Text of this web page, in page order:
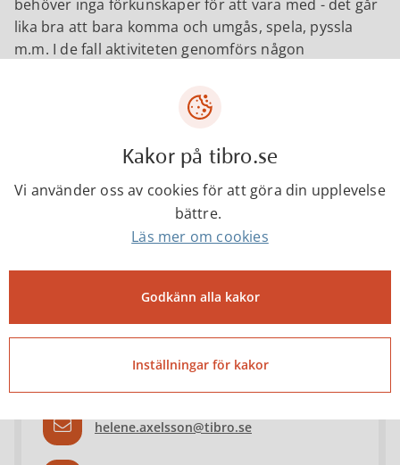
behöver inga förkunskaper för att vara med - det går
lika bra att bara komma och umgås, spela, pyssla
m.m. I de fall aktiviteten genomförs någon
tänkt besöka oss behöva följa med även om du inte
För att se vad vi planerat in kommande träff; följ
på sociala medier. Vi finns på
Facebook
ochSnapchat .
Helene Axelsson
helene.axelsson@tibro.se
Kakor på tibro.se
Vi använder oss av cookies för att göra din upplevelse
bättre.
Läs mer om cookies
Godkänn alla kakor
Inställningar för kakor